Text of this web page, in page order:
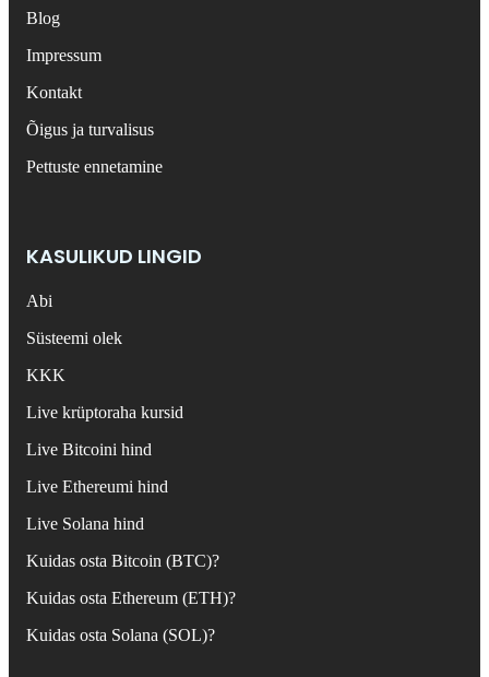
Blog
Impressum
Kontakt
Õigus ja turvalisus
Pettuste ennetamine
KASULIKUD LINGID
Abi
Süsteemi olek
KKK
Live krüptoraha kursid
Live Bitcoini hind
Live Ethereumi hind
Live Solana hind
Kuidas osta Bitcoin (BTC)?
Kuidas osta Ethereum (ETH)?
Kuidas osta Solana (SOL)?